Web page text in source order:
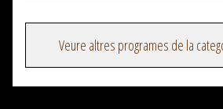
Veure altres programes de la